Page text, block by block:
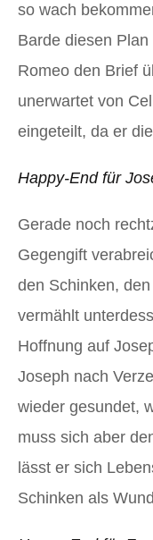
so wach
Barde diesen
Romeo den Brief
unerwartet von
eingeteilt, da er
Happy-End für
Gerade noch
Gegengift
den Schinken,
vermählt
Hoffnung auf
Joseph nach
wieder gesundet,
muss sich aber
lässt er sich
Schinken als